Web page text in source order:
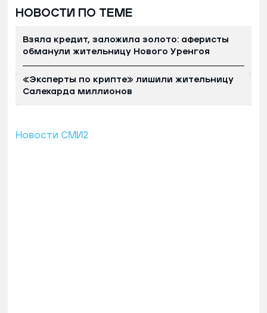
НОВОСТИ ПО ТЕМЕ
Взяла кредит, заложила золото: аферисты
обманули жительницу Нового Уренгоя
«Эксперты по крипте» лишили жительницу
Салехарда миллионов
Новости СМИ2